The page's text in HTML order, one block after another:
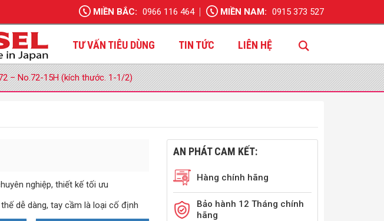
MIỀN BẮC: 0966 116 464 MIỀN NAM: 0915 373 527
TƯ VẤN TIÊU DÙNG TIN TỨC LIÊN HỆ
– No.72-15H (kích thước. 1-1/2)
nghiệp, thiết kế tối ưu
dễ dàng, tay cầm là loại cố định
AN PHÁT CAM KẾT:
Hàng chính hãng
Bảo hành 12 Tháng chính
hãng